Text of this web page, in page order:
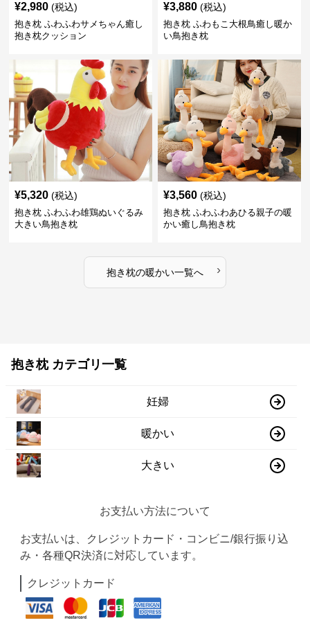
¥2,980 (税込)
抱き枕 ふわふわサメちゃん癒し
抱き枕クッション
¥3,880 (税込)
抱き枕 ふわもこ大根鳥癒し暖か
い鳥抱き枕
¥5,320 (税込)
抱き枕 ふわふわ雄鶏ぬいぐるみ
大きい鳥抱き枕
¥3,560 (税込)
抱き枕 ふわふわあひる親子の暖
かい癒し鳥抱き枕
抱き枕の暖かい一覧へ ›
抱き枕 カテゴリ一覧
妊婦
暖かい
大きい
お支払い方法について
お支払いは、クレジットカード・コンビニ/銀行振り込
み・各種QR決済に対応しています。
クレジットカード